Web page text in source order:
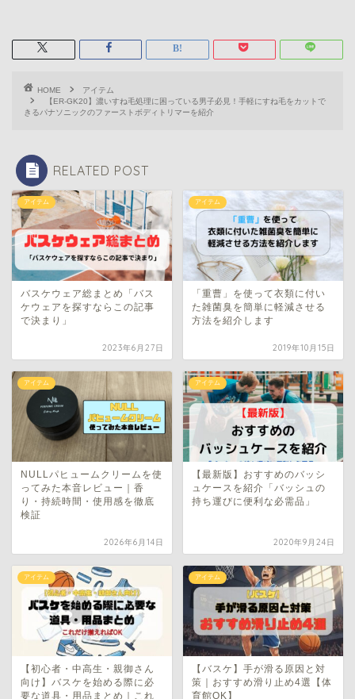
HOME
アイテム
【ER-GK20】濃いすね毛処理に困っている男子必見！手軽にすね毛をカットで
きるパナソニックのファーストボディトリマーを紹介
RELATED POST
アイテム
バスケウェア総まとめ「バス
ケウェアを探すならこの記事
で決まり」
2023年6月27日
アイテム
「重曹」を使って衣類に付い
た雑菌臭を簡単に軽減させる
方法を紹介します
2019年10月15日
アイテム
NULLパヒュームクリームを使
ってみた本音レビュー｜香
り・持続時間・使用感を徹底
検証
2026年6月14日
アイテム
【最新版】おすすめのバッシ
ュケースを紹介「バッシュの
持ち運びに便利な必需品」
2020年9月24日
アイテム
【初心者・中高生・親御さん
向け】バスケを始める際に必
要な道具・用品まとめ｜これ
アイテム
【バスケ】手が滑る原因と対
策｜おすすめ滑り止め4選【体
育館OK】